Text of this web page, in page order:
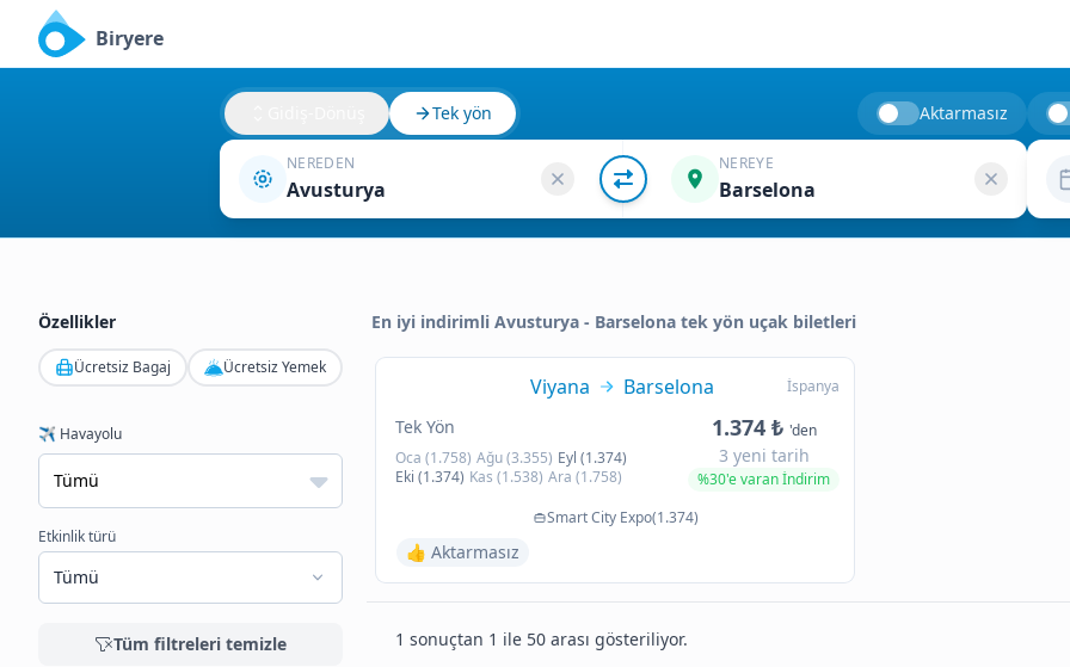
Biryere
Tek yön Aktarmasız
NEREDEN
Avusturya
NEREYE
Barselona
Özellikler
Ücretsiz Bagaj Ücretsiz Yemek
✈️ Havayolu
Etkinlik türü
Tümü
Tüm filtreleri temizle
En iyi indirimli Avusturya - Barselona tek yön uçak biletleri
İspanya
Viyana Barselona
Tek Yön
Oca (1.758) Ağu (3.355) Eyl (1.374)
Eki (1.374) Kas (1.538) Ara (1.758)
1.374 ₺ 'den
3 yeni tarih
%30'e varan İndirim
Smart City Expo(1.374)
👍 Aktarmasız
1 sonuçtan 1 ile 50 arası gösteriliyor.